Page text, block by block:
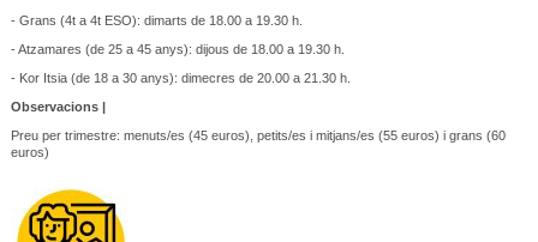
- Grans (4t a 4t ESO): dimarts de 18.00 a 19.30 h.
- Atzamares (de 25 a 45 anys): dijous de 18.00 a 19.30 h.
- Kor Itsia (de 18 a 30 anys): dimecres de 20.00 a 21.30 h.
Observacions |
Preu per trimestre: menuts/es (45 euros), petits/es i mitjans/es (55 euros) i grans (60
euros)